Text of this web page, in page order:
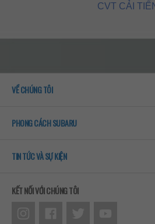
CVT CẢI
VỀ CHÚNG TÔI
PHONG CÁCH SUBARU
TIN TỨC VÀ SỰ KIỆN
KẾT NỐI VỚI CHÚNG TÔI